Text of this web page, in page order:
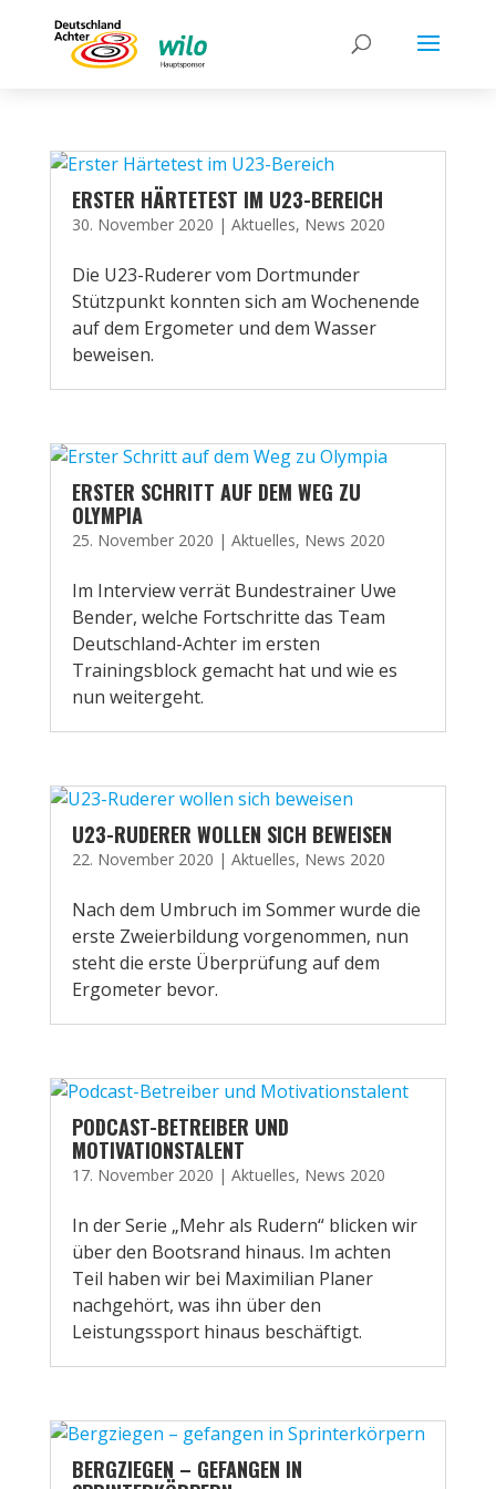
ERSTER HÄRTETEST IM U23-BEREICH
30. November 2020 | Aktuelles, News 2020
Die U23-Ruderer vom Dortmunder
Stützpunkt konnten sich am Wochenende
auf dem Ergometer und dem Wasser
beweisen.
ERSTER SCHRITT AUF DEM WEG ZU
OLYMPIA
25. November 2020 | Aktuelles, News 2020
Im Interview verrät Bundestrainer Uwe
Bender, welche Fortschritte das Team
Deutschland-Achter im ersten
Trainingsblock gemacht hat und wie es
nun weitergeht.
U23-RUDERER WOLLEN SICH BEWEISEN
22. November 2020 | Aktuelles, News 2020
Nach dem Umbruch im Sommer wurde die
erste Zweierbildung vorgenommen, nun
steht die erste Überprüfung auf dem
Ergometer bevor.
PODCAST-BETREIBER UND
MOTIVATIONSTALENT
17. November 2020 | Aktuelles, News 2020
In der Serie „Mehr als Rudern“ blicken wir
über den Bootsrand hinaus. Im achten
Teil haben wir bei Maximilian Planer
nachgehört, was ihn über den
Leistungssport hinaus beschäftigt.
BERGZIEGEN – GEFANGEN IN